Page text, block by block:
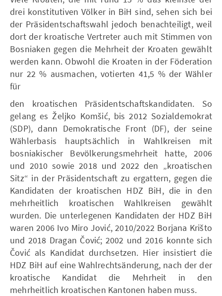
drei konstitutiven Völker in BiH sind, sehen sich bei
der Präsidentschaftswahl jedoch benachteiligt, weil
dort der kroatische Vertreter auch mit Stimmen von
Bosniaken gegen die Mehrheit der Kroaten gewählt
werden kann. Obwohl die Kroaten in der Föderation
nur 22 % ausmachen, votierten 41,5 % der Wähler
für
den kroatischen Präsidentschaftskandidaten. So
gelang es Željko Komšić, bis 2012 Sozialdemokrat
(SDP), dann Demokratische Front (DF), der seine
Wählerbasis hauptsächlich in Wahlkreisen mit
bosniakischer Bevölkerungsmehrheit hatte, 2006
und 2010 sowie 2018 und 2022 den „kroatischen
Sitz“ in der Präsidentschaft zu ergattern, gegen die
Kandidaten der kroatischen HDZ BiH, die in den
mehrheitlich kroatischen Wahlkreisen gewählt
wurden. Die unterlegenen Kandidaten der HDZ BiH
waren 2006 Ivo Miro Jović, 2010/2022 Borjana Krišto
und 2018 Dragan Čović; 2002 und 2016 konnte sich
Čović als Kandidat durchsetzen. Hier insistiert die
HDZ BiH auf eine Wahlrechtsänderung, nach der der
kroatische Kandidat die Mehrheit in den
mehrheitlich kroatischen Kantonen haben muss.